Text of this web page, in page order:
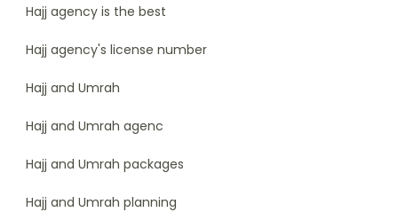
Hajj agency is the best
Hajj agency's license number
Hajj and Umrah
Hajj and Umrah agenc
Hajj and Umrah packages
Hajj and Umrah planning